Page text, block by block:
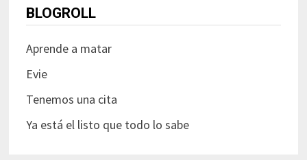
BLOGROLL
Aprende a matar
Evie
Tenemos una cita
Ya está el listo que todo lo sabe